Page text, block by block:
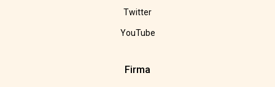
Twitter
YouTube
Firma